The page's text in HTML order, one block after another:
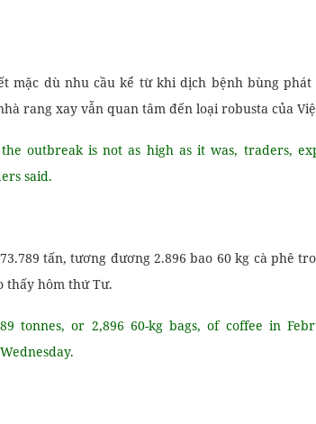
mặc dù nhu cầu kể từ khi dịch bệnh bùng
rang xay vẫn quan tâm đến loại robusta của
outbreak is not as high as it was, traders,
said.
tấn, tương đương 2.896 bao 60 kg cà phê
thấy hôm thứ Tư.
tonnes, or 2,896 60-kg bags, of coffee in